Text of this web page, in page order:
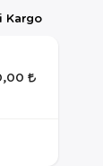
Ücretsiz